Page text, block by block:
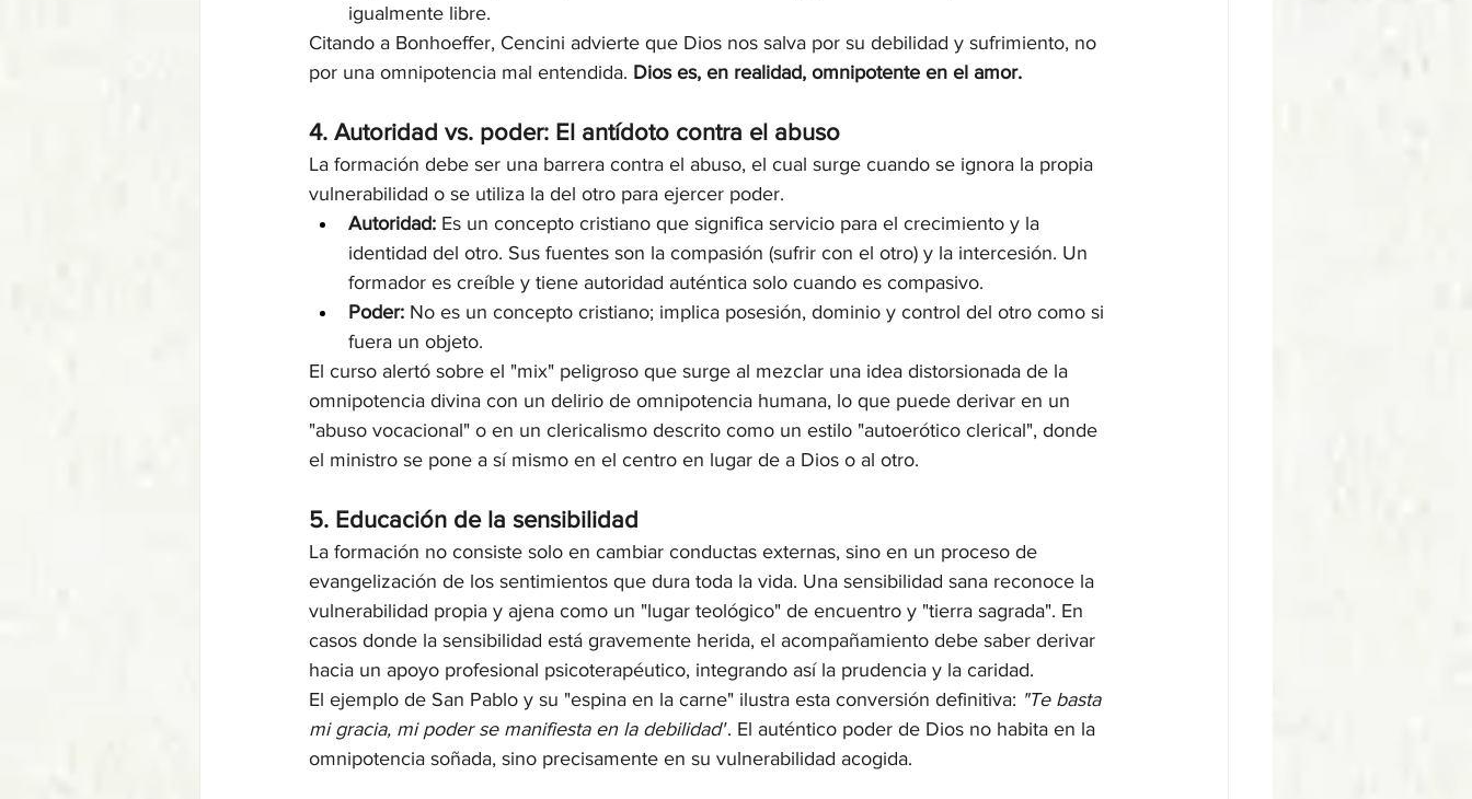
igualmente libre.
Citando a Bonhoeffer, Cencini advierte que Dios nos salva por su debilidad y sufrimiento, no
por una omnipotencia mal entendida. Dios es, en realidad, omnipotente en el amor.
4. Autoridad vs. poder: El antídoto contra el abuso
La formación debe ser una barrera contra el abuso, el cual surge cuando se ignora la propia
vulnerabilidad o se utiliza la del otro para ejercer poder.
Autoridad: Es un concepto cristiano que significa servicio para el crecimiento y la
identidad del otro. Sus fuentes son la compasión (sufrir con el otro) y la intercesión. Un
formador es creíble y tiene autoridad auténtica solo cuando es compasivo.
Poder: No es un concepto cristiano; implica posesión, dominio y control del otro como si
fuera un objeto.
El curso alertó sobre el "mix" peligroso que surge al mezclar una idea distorsionada de la
omnipotencia divina con un delirio de omnipotencia humana, lo que puede derivar en un
"abuso vocacional" o en un clericalismo descrito como un estilo "autoerótico clerical", donde
el ministro se pone a sí mismo en el centro en lugar de a Dios o al otro.
5. Educación de la sensibilidad
La formación no consiste solo en cambiar conductas externas, sino en un proceso de
evangelización de los sentimientos que dura toda la vida. Una sensibilidad sana reconoce la
vulnerabilidad propia y ajena como un "lugar teológico" de encuentro y "tierra sagrada". En
casos donde la sensibilidad está gravemente herida, el acompañamiento debe saber derivar
hacia un apoyo profesional psicoterapéutico, integrando así la prudencia y la caridad.
El ejemplo de San Pablo y su "espina en la carne" ilustra esta conversión definitiva: "Te basta
mi gracia, mi poder se manifiesta en la debilidad". El auténtico poder de Dios no habita en la
omnipotencia soñada, sino precisamente en su vulnerabilidad acogida.